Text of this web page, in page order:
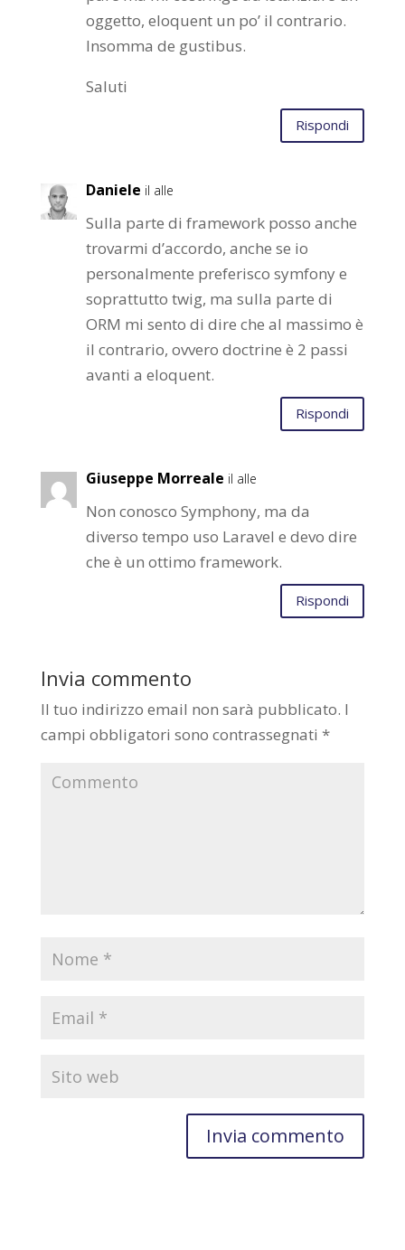
oggetto, eloquent un po’ il contrario.
Insomma de gustibus.
Saluti
Rispondi
Daniele il alle
Sulla parte di framework posso anche
trovarmi d’accordo, anche se io
personalmente preferisco symfony e
soprattutto twig, ma sulla parte di
ORM mi sento di dire che al massimo è
il contrario, ovvero doctrine è 2 passi
avanti a eloquent.
Rispondi
Giuseppe Morreale il alle
Non conosco Symphony, ma da
diverso tempo uso Laravel e devo dire
che è un ottimo framework.
Rispondi
Invia commento
Il tuo indirizzo email non sarà pubblicato. I
campi obbligatori sono contrassegnati *